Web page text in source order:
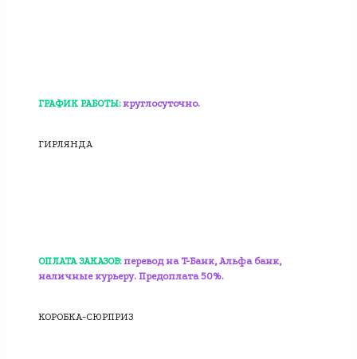
ГРАФИК РАБОТЫ: круглосуточно.
ГИРЛЯНДА
ОПЛАТА ЗАКАЗОВ: перевод на T-Банк, Альфа банк,
наличные курьеру. Предоплата 50%.
КОРОБКА-СЮРПРИЗ